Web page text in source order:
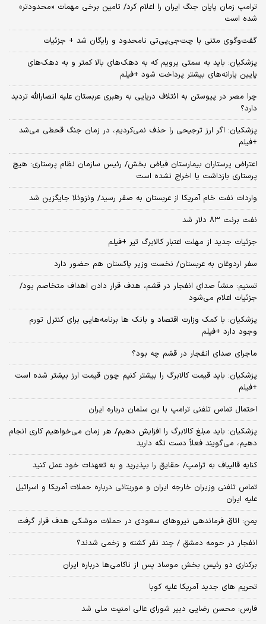
ترامپ زمان پایان جنگ ایران را اعلام کرد/ تامین برخی مهمات «محدودتر»
شده است
گفت‌وگوی متنی با چت‌جی‌پی‌تی نامحدود و رایگان شد + جزئیات
پزشکیان: باید به سمتی برویم که به دهک‌های بالا کمتر و به دهک‌های
پایین یارانه‌های بیشتر پرداخت شود +فیلم
چرا مصر در پیوستن به ائتلاف دریایی به رهبری عربستان علیه انصارالله تردید
دارد؟
پزشکیان: اگر ارز ترجیحی را حذف نمی‌کردیم، در زمان جنگ قحطی می‌شد
+فیلم
اعتراض پرستاران بیمارستان فیاض بخش/ رئیس سازمان نظام پرستاری: هیچ
پرستاری بازداشت یا اخراج نشده است
واردات نفت خام آمریکا از عربستان به صفر رسید/ ونزوئلا جایگزین شد
نفت برنت ۸۳ دلار شد
جزئیات جدید از مهلت اعتبار کالابرگ تیر +فیلم
سفر اردوغان به عربستان/ نخست وزیر پاکستان هم حضور دارد
تسنیم: منشأ صدای انفجار در قشم، هدف قرار دادن اهداف متخاصم بود/
جزئیات اعلام می‌شود
پزشکیان: با کمک وزارت اقتصاد و بانک ها برنامه‌هایی برای کنترل تورم
وجود دارد +فیلم
ماجرای صدای انفجار در قشم چه بود؟
پزشکیان: باید قیمت کالابرگ را بیشتر کنیم چون قیمت ارز بیشتر شده است
+فیلم
احتمال تماس تلفنی ترامپ با بن سلمان درباره ایران
پزشکیان: باید مبلغ کالابرگ را افزایش دهیم/ هر زمان می‌خواهیم کاری انجام
دهیم، می‌گویند فعلاً دست نگه دارید
کنایه قالیباف به ترامپ/ حقایق را بپذیرید و به تعهدات خود عمل کنید
تماس تلفنی وزیران خارجه ایران و موریتانی درباره حملات آمریکا و اسرائیل
علیه ایران
یمن: اتاق فرماندهی نیروهای سعودی در حملات موشکی هدف قرار گرفت
انفجار در حومه دمشق / چند نفر کشته و زخمی شدند؟
برکناری دو رئیس بخش موساد پس از ناکامی‌ها درباره ایران
تحریم های جدید آمریکا علیه کوبا
فارس: محسن رضایی دبیر شورای عالی امنیت ملی شد